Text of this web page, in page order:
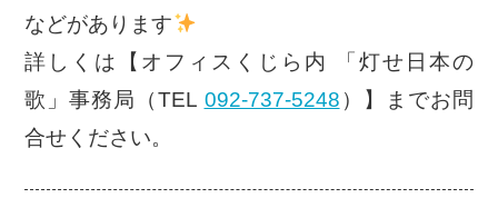
などがあります
詳しくは【オフィスくじら内 「灯せ日本の
歌」事務局（TEL 092-737-5248 ）】までお問
合せください。